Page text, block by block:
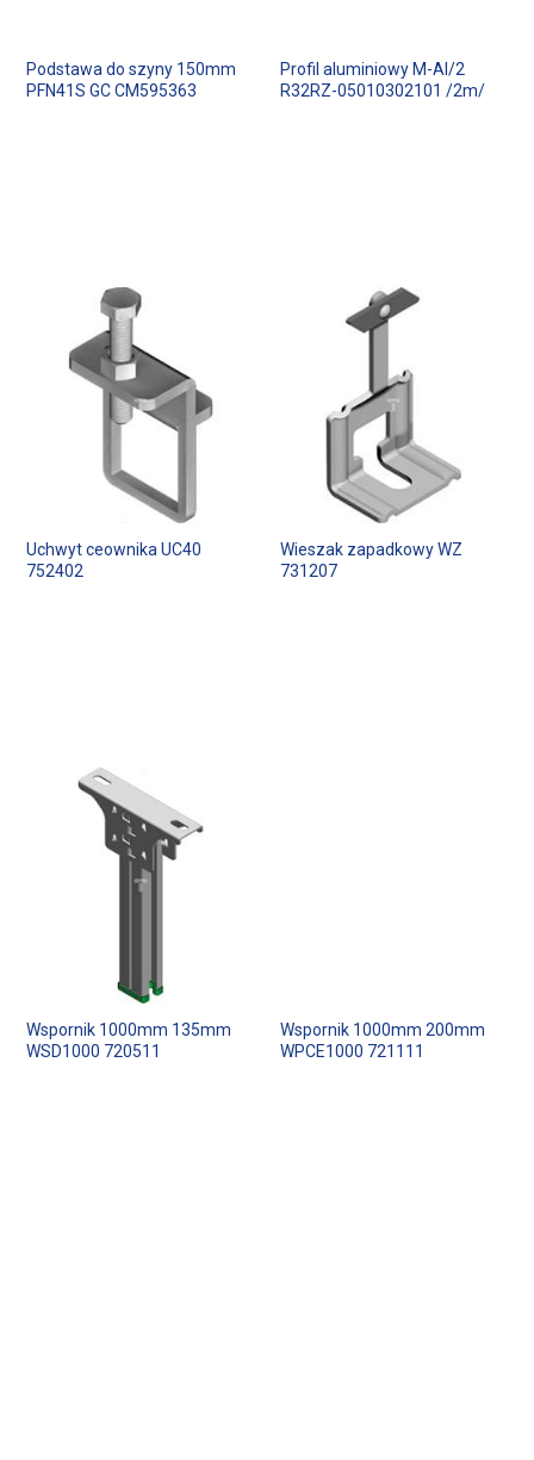
Podstawa do szyny 150mm
PFN41S GC CM595363
Profil aluminiowy M-Al/2
R32RZ-05010302101 /2m/
Uchwyt ceownika UC40
752402
Wieszak zapadkowy WZ
731207
Wspornik 1000mm 135mm
WSD1000 720511
Wspornik 1000mm 200mm
WPCE1000 721111